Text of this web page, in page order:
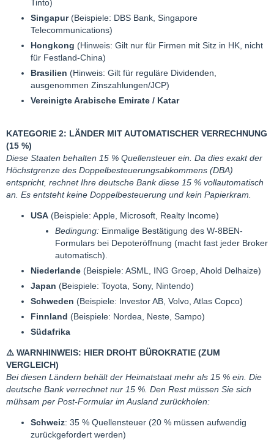
Tinto)
Singapur(Beispiele: DBS Bank, Singapore
Telecommunications)
Hongkong (Hinweis: Gilt nur für Firmen mit Sitz in HK, nicht
für Festland-China)
Brasilien (Hinweis: Gilt für reguläre Dividenden,
ausgenommen Zinszahlungen/JCP)
Vereinigte Arabische Emirate / Katar
KATEGORIE 2: LÄNDER MIT AUTOMATISCHER VERRECHNUNG
(15 %)
Diese Staaten behalten 15 % Quellensteuer ein. Da dies exakt der
Höchstgrenze des Doppelbesteuerungsabkommens (DBA)
entspricht, rechnet Ihre deutsche Bank diese 15 % vollautomatisch
an. Es entsteht keine Doppelbesteuerung und kein Papierkram.
USA (Beispiele: Apple, Microsoft, Realty Income)
Bedingung: Einmalige Bestätigung des W-8BEN-
Formulars bei Depoteröffnung (macht fast jeder Broker
automatisch).
Niederlande (Beispiele: ASML, ING Groep, Ahold Delhaize)
Japan (Beispiele: Toyota, Sony, Nintendo)
Schweden (Beispiele: Investor AB, Volvo, Atlas Copco)
Finnland (Beispiele: Nordea, Neste, Sampo)
Südafrika
⚠️ WARNHINWEIS: HIER DROHT BÜROKRATIE (ZUM
VERGLEICH)
Bei diesen Ländern behält der Heimatstaat mehr als 15 % ein. Die
deutsche Bank verrechnet nur 15 %. Den Rest müssen Sie sich
mühsam per Post-Formular im Ausland zurückholen:
Schweiz: 35 % Quellensteuer (20 % müssen aufwendig
zurückgefordert werden)